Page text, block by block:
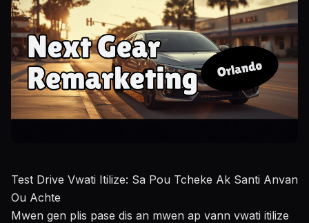
Test Drive Vwati Itilize: Sa Pou Tcheke Ak Santi Anvan
Ou Achte
Mwen gen plis pase dis an mwen ap vann vwati itilize